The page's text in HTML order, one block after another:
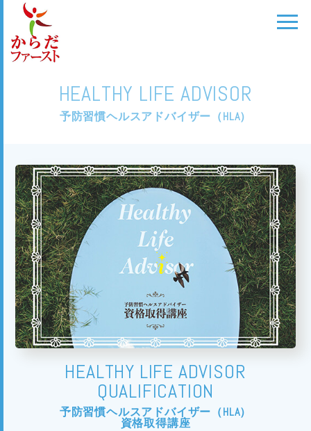
HEALTHY LIFE ADVISOR
予防習慣ヘルスアドバイザー（HLA）
HEALTHY LIFE ADVISOR
QUALIFICATION
予防習慣ヘルスアドバイザー（HLA）
資格取得講座